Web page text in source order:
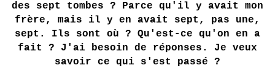
des sept tombes ? Parce qu'il y avait mon
frère, mais il y en avait sept, pas une,
sept. Ils sont où ? Qu'est-ce qu'on en a
fait ? J'ai besoin de réponses. Je veux
savoir ce qui s'est passé ?